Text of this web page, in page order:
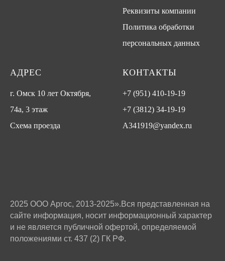
Реквизиты компании
Политика обработки
персональных данных
АДРЕС
г. Омск 10 лет Октября,
74а, 3 этаж
Схема проезда
КОНТАКТЫ
+7 (951) 410-19-19
+7 (3812) 34-19-19
A341919@yandex.ru
2025 ООО Аргос, 2013-2025».Вся представленная на
сайте информация, носит информационный характер
и не является публичной офертой, определяемой
положениями ст. 437 (2) ГК РФ.